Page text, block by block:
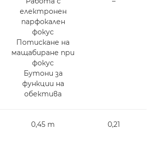
електронен
парфокален
фокус
Потискане на
мащабиране при
фокус
Бутони за
функции на
обектива
0,45 m 0,21